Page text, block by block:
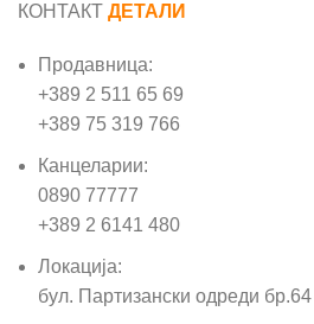
КОНТАКТ ДЕТАЛИ
Продавница:
+389 2 511 65 69
+389 75 319 766
Канцеларии:
0890 77777
+389 2 6141 480
Локација:
бул. Партизански одреди